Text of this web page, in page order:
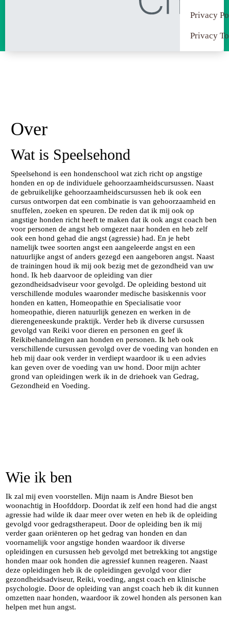
Privacy
Privacy
Over
Wat is Speelsehond
Speelsehond is een hondenschool wat zich richt op angstige
honden en op de individuele gehoorzaamheidscursussen. Naast
de gebruikelijke gehoorzaamheidscursussen heb ik ook een
cursus ontworpen dat een combinatie is van gehoorzaamheid en
snuffelen, zoeken en speuren. De reden dat ik mij ook op
angstige honden richt heeft te maken dat ik ook angst coach ben
voor personen de angst heb omgezet naar honden en heb zelf
ook een hond gehad die angst (agressie) had. En je hebt
namelijk twee soorten angst een aangeleerde angst en een
natuurlijke angst of anders gezegd een aangeboren angst. Naast
de trainingen houd ik mij ook bezig met de gezondheid van uw
hond. Ik heb daarvoor de opleiding van dier
gezondheidsadviseur voor gevolgd. De opleiding bestond uit
verschillende modules waaronder medische basiskennis voor
honden en katten, Homeopathie en Specialisatie voor
homeopathie, dieren natuurlijk genezen en werken in de
dierengeneeskunde praktijk. Verder heb ik diverse cursussen
gevolgd van Reiki voor dieren en personen en geef ik
Reikibehandelingen aan honden en personen. Ik heb ook
verschillende cursussen gevolgd over de voeding van honden en
heb mij daar ook verder in verdiept waardoor ik u een advies
kan geven over de voeding van uw hond. Door mijn achter
grond van opleidingen werk ik in de driehoek van Gedrag,
Gezondheid en Voeding.
Wie ik ben
Ik zal mij even voorstellen. Mijn naam is Andre Biesot ben
woonachtig in Hoofddorp. Doordat ik zelf een hond had die angst
agressie had wilde ik daar meer over weten en heb ik de opleiding
gevolgd voor gedragstherapeut. Door de opleiding ben ik mij
verder gaan oriënteren op het gedrag van honden en dan
voornamelijk voor angstige honden waardoor ik diverse
opleidingen en cursussen heb gevolgd met betrekking tot angstige
honden maar ook honden die agressief kunnen reageren. Naast
deze opleidingen heb ik de opleidingen gevolgd voor dier
gezondheidsadviseur, Reiki, voeding, angst coach en klinische
psychologie. Door de opleiding van angst coach heb ik dit kunnen
omzetten naar honden, waardoor ik zowel honden als personen kan
helpen met hun angst.